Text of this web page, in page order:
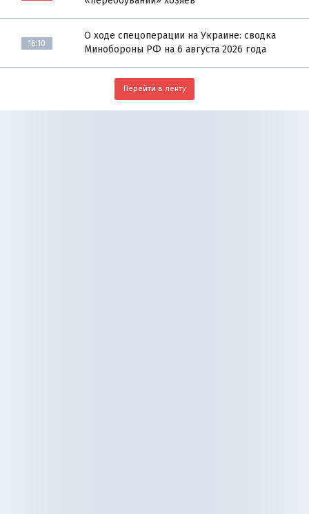
16:10
О ходе спецоперации на Украине: сводка
Минобороны РФ на 6 августа 2026 года
Перейти в ленту